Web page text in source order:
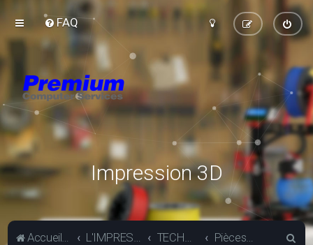
FAQ
Impression 3D
Accueil du forum L'IMPRESSION 3D TECHNIQUE Pièces détachées